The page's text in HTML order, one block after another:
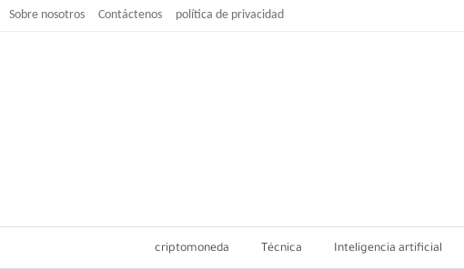
Sobre nosotros Contáctenos política de privacidad
criptomoneda Técnica Inteligencia artificial